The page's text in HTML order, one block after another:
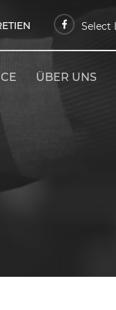
Select
ÜBER UNS